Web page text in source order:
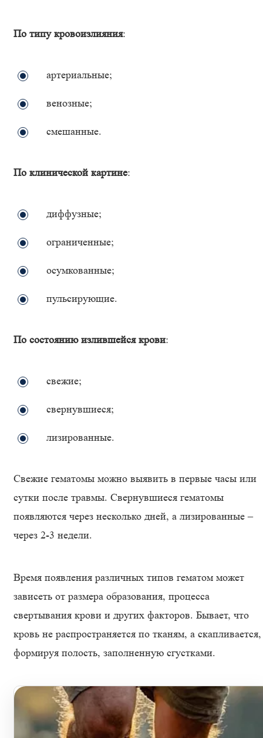
По типу кровоизлияния:
артериальные;
венозные;
смешанные.
По клинической картине:
диффузные;
ограниченные;
осумкованные;
пульсирующие.
По состоянию излившейся крови:
свежие;
свернувшиеся;
лизированные.
Свежие гематомы можно выявить в первые часы или
сутки после травмы. Свернувшиеся гематомы
появляются через несколько дней, а лизированные –
через 2-3 недели.
Время появления различных типов гематом может
зависеть от размера образования, процесса
свертывания крови и других факторов. Бывает, что
кровь не распространяется по тканям, а скапливается,
формируя полость, заполненную сгустками.